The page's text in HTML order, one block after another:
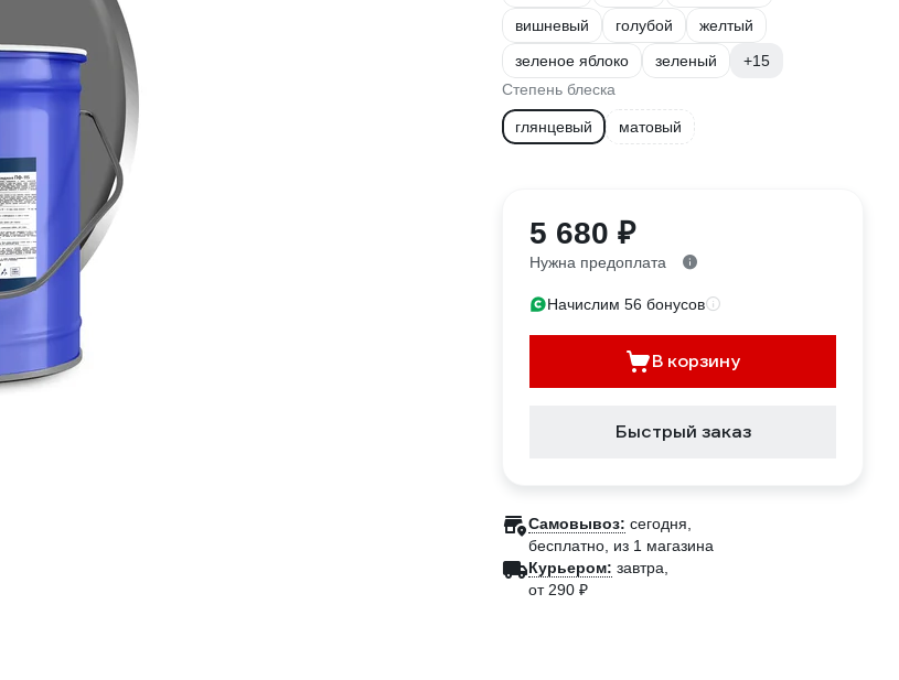
вишневый
голубой
желтый
зеленое яблоко
зеленый
+15
Степень блеска
глянцевый матовый
5 680 ₽
Нужна предоплата
Начислим 56 бонусов
В корзину
Быстрый заказ
Самовывоз: сегодня,
бесплатно , из 1 магазина
Курьером: завтра,
от 290 ₽